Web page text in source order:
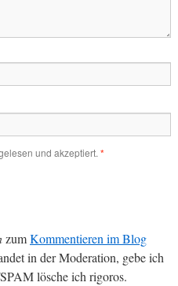
und akzeptiert. *
zumKommentieren im Blog
in der Moderation, gebe ich
lösche ich rigoros.